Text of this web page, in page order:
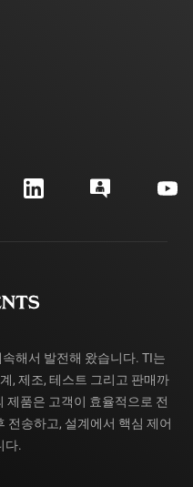
해서 발전해 왔습니다. TI는
, 제조, 테스트 그리고 판매까
제품은 고객이 효율적으로 전
전송하고, 설계에서 핵심 제어
다.